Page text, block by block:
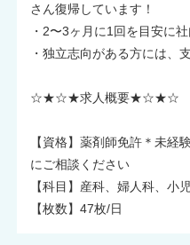
さん復帰しています！
・2〜3ヶ月に1回を目安に
・独立志向がある方には、
☆★☆★求人概要★☆★☆
【資格】薬剤師免許＊未経
にご相談ください
【科目】産科、婦人科、小
【枚数】47枚/日